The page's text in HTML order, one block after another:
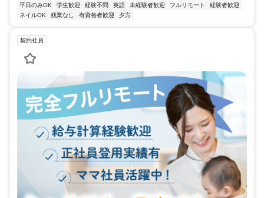
平日のみOK
学生歓迎 経験不問 英語 未経験者歓迎 フルリモート
経験者歓迎
ネイルOK
残業なし 有資格者歓迎 夕方
契約社員